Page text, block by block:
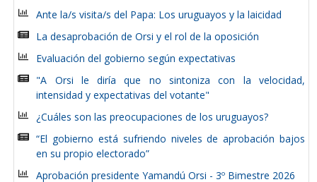
Ante la/s visita/s del Papa: Los uruguayos y la laicidad
La desaprobación de Orsi y el rol de la oposición
Evaluación del gobierno según expectativas
"A Orsi le diría que no sintoniza con la velocidad,
intensidad y expectativas del votante"
¿Cuáles son las preocupaciones de los uruguayos?
“El gobierno está sufriendo niveles de aprobación bajos
en su propio electorado”
Aprobación presidente Yamandú Orsi - 3º Bimestre 2026